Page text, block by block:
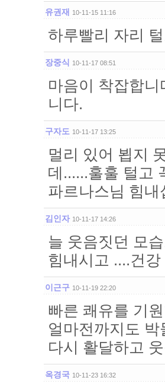
유권재 10-11-15 11:16
하루빨리 자리
장중식 10-11-17 08:51
마음이 착잡합
니다.
구자도 10-11-17 13:25
멀리 있어 뵙지
데......훌훌 털고
파르나스님 힘
김인자 10-11-17 14:26
늘 웃음짓던 모
힘내시고 ....건
이근구 10-11-19 22:20
빠른 쾌유를 기
얼마전까지도
다시 활달하고
옥경국 10-11-23 16:32